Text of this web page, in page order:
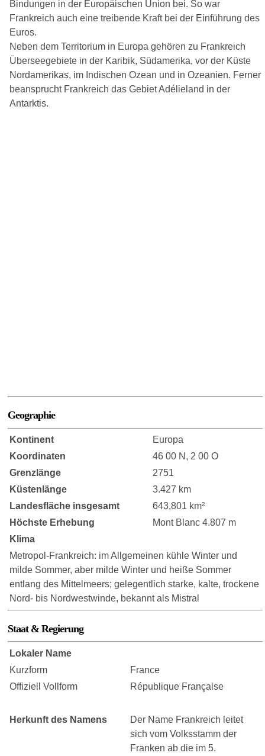
Bindungen in der Europäischen Union bei. So war
Frankreich auch eine treibende Kraft bei der Einführung des
Euros.
Neben dem Territorium in Europa gehören zu Frankreich
Überseegebiete in der Karibik, Südamerika, vor der Küste
Nordamerikas, im Indischen Ozean und in Ozeanien. Ferner
beansprucht Frankreich das Gebiet Adélieland in der
Antarktis.
Geographie
Kontinent
Europa
Koordinaten
46 00 N, 2 00 O
Grenzlänge
2751
Küstenlänge
3.427 km
Landesfläche insgesamt
643,801 km²
Höchste Erhebung
Mont Blanc 4.807 m
Klima
Metropol-Frankreich: im Allgemeinen kühle Winter und
milde Sommer, aber milde Winter und heiße Sommer
entlang des Mittelmeers; gelegentlich starke, kalte, trockene
Nord- bis Nordwestwinde, bekannt als Mistral
Staat & Regierung
Lokaler Name
Kurzform
France
Offiziell Vollform
République Française
Herkunft des Namens
Der Name Frankreich leitet
sich vom Volksstamm der
Franken ab die im 5.